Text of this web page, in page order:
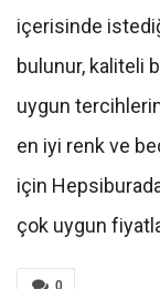
içerisinde
bulunur, kaliteli
uygun
en iyi renk ve
için
çok uygun